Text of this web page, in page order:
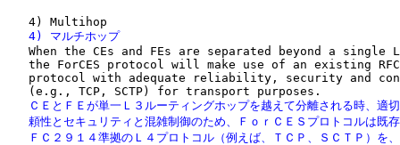
   4) マルチホップ
When the CEs and FEs are separated beyond a single
the ForCES protocol will make use of an existing
protocol with adequate reliability, security and
ＣＥとＦＥが単一Ｌ３ルーティングホップを越えて分離される時、適
頼性とセキュリティと混雑制御のため、ＦｏｒＣＥＳプロトコルは既
ＦＣ２９１４準拠のＬ４プロトコル（例えば、ＴＣＰ、ＳＣＴＰ）を